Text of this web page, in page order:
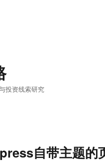
投资线索研究
自带主题的